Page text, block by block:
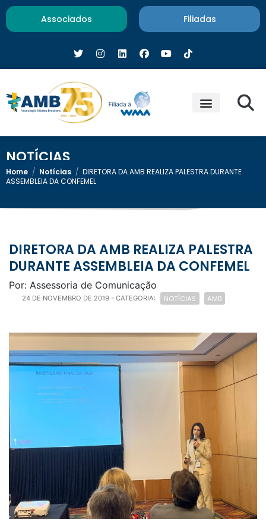
Associados Filiadas
NOTÍCIAS
Home / Notícias / DIRETORA DA AMB REALIZA PALESTRA DURANTE
ASSEMBLEIA DA CONFEMEL
DIRETORA DA AMB REALIZA PALESTRA
DURANTE ASSEMBLEIA DA CONFEMEL
Por: Assessoria de Comunicação
24 DE NOVEMBRO DE 2019 - CATEGORIA: NOTÍCIAS AMB